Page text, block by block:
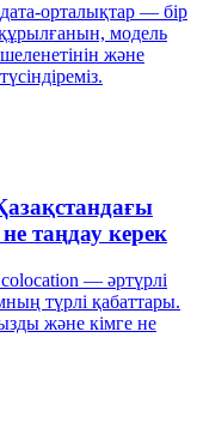
орталықтар — бір
модель
және
таңдау керек
— әртүрлі
түрлі қабаттары.
және кімге не